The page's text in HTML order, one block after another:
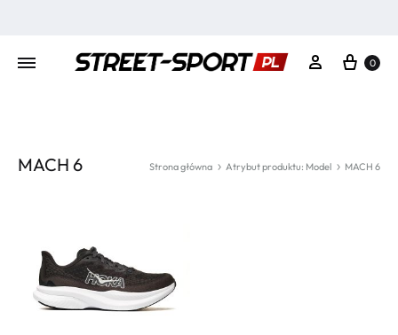
Moje konto
0
MACH 6 Strona główna Atrybut produktu: Model MACH 6